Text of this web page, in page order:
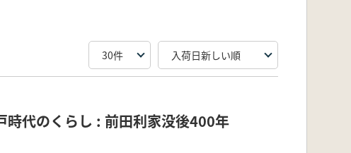
時代のくらし : 前田利家没後400年